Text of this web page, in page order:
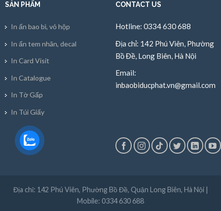
SẢN PHẨM
In ấn bao bì, vỏ hộp
In ấn tem nhãn, decal
In Card Visit
In Catalogue
In Tờ Gấp
In Túi Giấy
CONTACT US
Hotline: 0334 630 688
Địa chỉ: 142 Phú Viên, Phường
Bồ Đề, Long Biên, Hà Nội
Email:
inbaobiducphat.vn@gmail.com
Địa chỉ: 142 Phú Viên, Phường Bồ Đề, Quận Long Biên, Hà Nội |
Mobile: 0334 630 688